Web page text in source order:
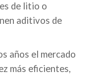
de litio o
aditivos de
años el mercado
más eficientes,